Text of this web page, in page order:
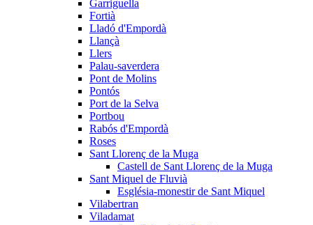
Garriguella
Fortià
Lladó d'Empordà
Llançà
Llers
Palau-saverdera
Pont de Molins
Pontós
Port de la Selva
Portbou
Rabós d'Empordà
Roses
Sant Llorenç de la Muga
Castell de Sant Llorenç de la Muga
Sant Miquel de Fluvià
Església-monestir de Sant Miquel
Vilabertran
Viladamat